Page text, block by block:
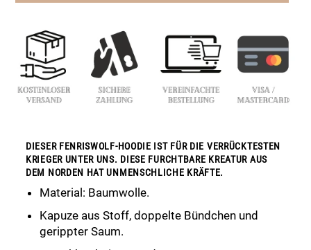
DIESER FENRISWOLF-HOODIE IST FÜR DIE VERRÜCKTESTEN
KRIEGER UNTER UNS. DIESE FURCHTBARE KREATUR AUS
DEM NORDEN HAT UNMENSCHLICHE KRÄFTE.
Material: Baumwolle.
Kapuze aus Stoff, doppelte Bündchen und
gerippter Saum.